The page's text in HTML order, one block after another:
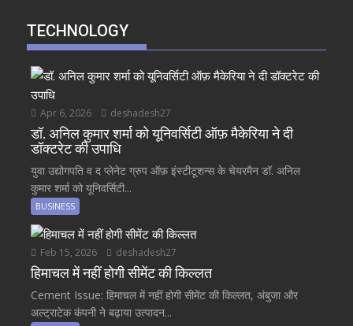
TECHNOLOGY
Apr 6, 2026 deshadesh27
डॉ. अनिल कुमार शर्मा को यूनिवर्सिटी ऑफ़ मैकेरिया ने दी
डॉक्टरेट की उपाधि
युवा उद्योगपति व द प्लेनेट ग्रुप ऑफ़ इंस्टीटूशन्स के चेयरमैन डॉ. अनिल
कुमार शर्मा को यूनिवर्सिटी...
BUSINESS
Feb 15, 2026 deshadesh27
हिमाचल में नहीं होगी सीमेंट की किल्लत
Cement Issue: हिमाचल में नहीं होगी सीमेंट की किल्लत, अंबुजा और
अल्ट्राटेक कंपनी ने बढ़ाया उत्पादन...